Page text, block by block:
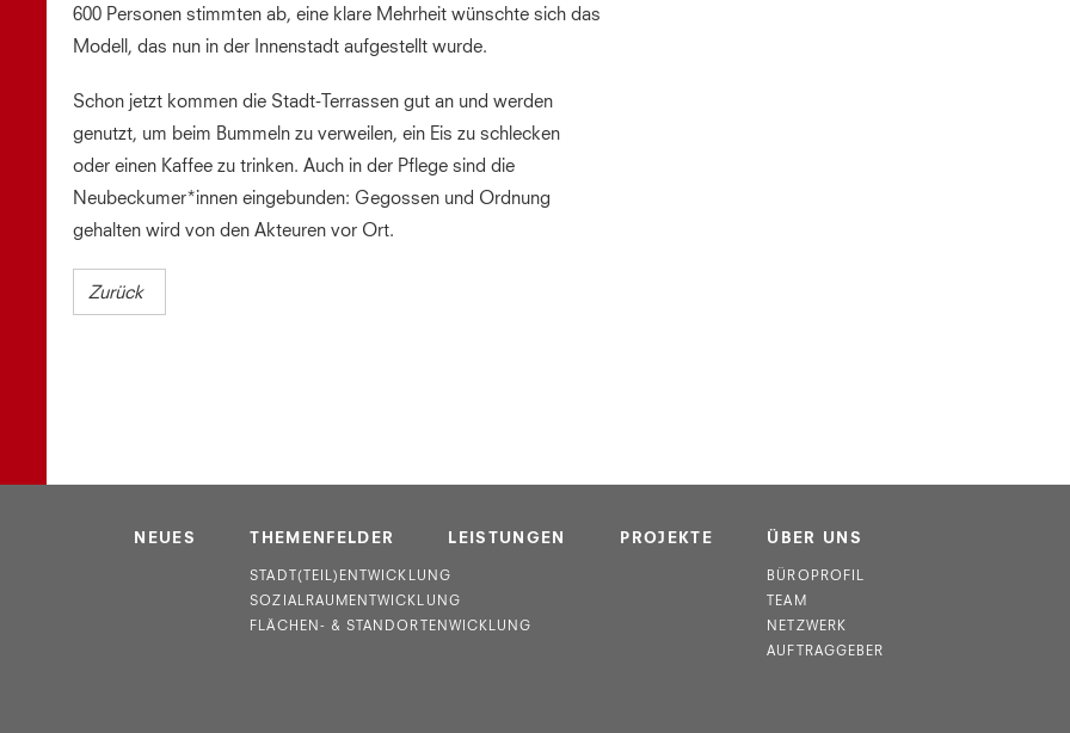
600 Personen stimmten ab, eine klare Mehrheit wünschte sich das
Modell, das nun in der Innenstadt aufgestellt wurde.
Schon jetzt kommen die Stadt-Terrassen gut an und werden
genutzt, um beim Bummeln zu verweilen, ein Eis zu schlecken
oder einen Kaffee zu trinken. Auch in der Pflege sind die
Neubeckumer*innen eingebunden: Gegossen und Ordnung
gehalten wird von den Akteuren vor Ort.
Zurück
NEUES THEMENFELDER
STADT(TEIL)ENTWICKLUNG
SOZIALRAUMENTWICKLUNG
FLÄCHEN- & STANDORTENWICKLUNG
LEISTUNGEN PROJEKTE ÜBER UNS
BÜROPROFIL
TEAM
NETZWERK
AUFTRAGGEBER